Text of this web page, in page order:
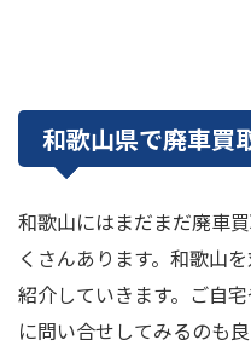
和歌山県で廃車買
和歌山にはまだまだ廃車
くさんあります。和歌山
紹介していきます。ご自
に問い合せしてみるのも